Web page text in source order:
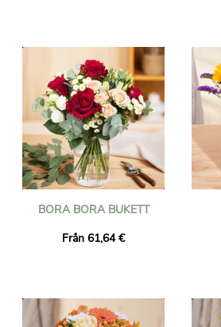
BORA BORA BUKETT
Från 61,64 €